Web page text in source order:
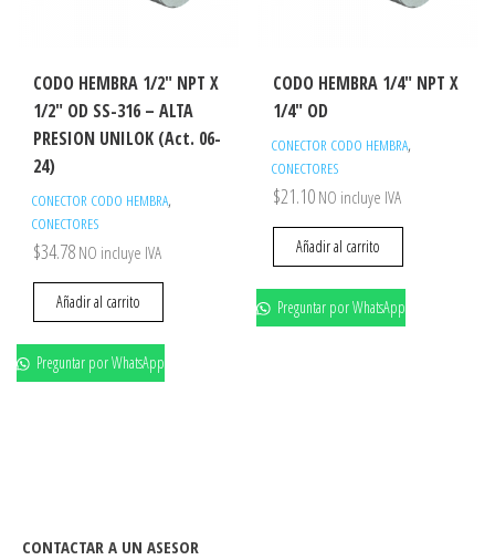
CODO HEMBRA 1/2″ NPT X
1/2″ OD SS-316 – ALTA
PRESION UNILOK (Act. 06-
24)
CONECTOR CODO HEMBRA,
CONECTORES
$34.78 NO incluye IVA
Añadir al carrito
Preguntar por WhatsApp
CODO HEMBRA 1/4″ NPT X
1/4″ OD
CONECTOR CODO HEMBRA,
CONECTORES
$21.10 NO incluye IVA
Añadir al carrito
Preguntar por WhatsApp
CONTACTAR A UN ASESOR